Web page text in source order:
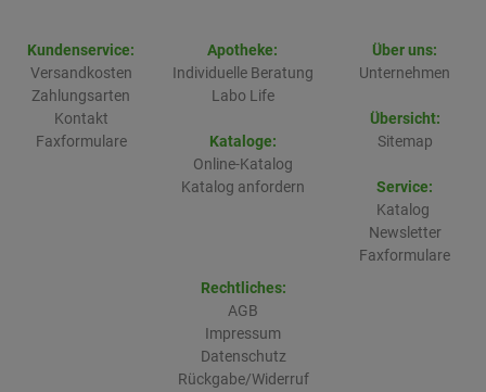
Kundenservice:
Versandkosten
Zahlungsarten
Kontakt
Faxformulare
Apotheke:
Individuelle Beratung
Labo Life
Kataloge:
Online-Katalog
Katalog anfordern
Über uns:
Unternehmen
Übersicht:
Sitemap
Service:
Katalog
Newsletter
Faxformulare
Rechtliches:
AGB
Impressum
Datenschutz
Rückgabe/Widerruf